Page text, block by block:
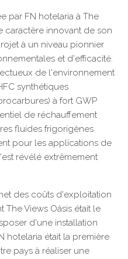
par FN hotelaria à The
caractère innovant de son
à un niveau pionnier
et d'efficacité.
de l'environnement
synthétiques
à fort GWP
de réchauffement
fluides frigorigènes
pour les applications de
révélé extrêmement
des coûts d'exploitation
The Views Oásis était le
d'une installation
hotelaria était la première
pays à réaliser une